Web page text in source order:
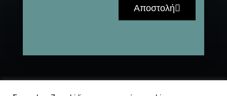
Αποστολή